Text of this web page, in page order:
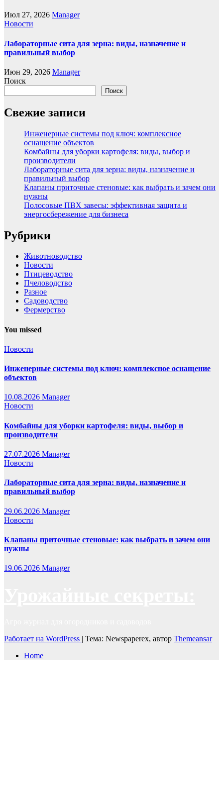
Июл 27, 2026 Manager
Новости
Лабораторные сита для зерна: виды, назначение и
правильный выбор
Июн 29, 2026 Manager
Поиск
Поиск
Свежие записи
Инженерные системы под ключ: комплексное
оснащение объектов
Комбайны для уборки картофеля: виды, выбор и
производители
Лабораторные сита для зерна: виды, назначение и
правильный выбор
Клапаны приточные стеновые: как выбрать и зачем они
нужны
Полосовые ПВХ завесы: эффективная защита и
энергосбережение для бизнеса
Рубрики
Животноводство
Новости
Птицеводство
Пчеловодство
Разное
Садоводство
Фермерство
You missed
Новости
Инженерные системы под ключ: комплексное оснащение
объектов
10.08.2026 Manager
Новости
Комбайны для уборки картофеля: виды, выбор и
производители
27.07.2026 Manager
Новости
Лабораторные сита для зерна: виды, назначение и
правильный выбор
29.06.2026 Manager
Новости
Клапаны приточные стеновые: как выбрать и зачем они
нужны
19.06.2026 Manager
Работает на WordPress | Тема: Newspaperex, автор Themeansar
Home